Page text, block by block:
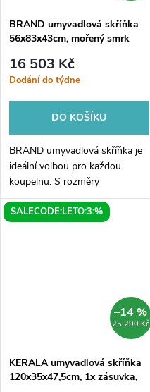
BRAND umyvadlová skříňka
56x83x43cm, mořený smrk
16 503 Kč
Dodání do týdne
DO KOŠÍKU
BRAND umyvadlová skříňka je
ideální volbou pro každou
koupelnu. S rozměry
56x83x43cm se snadno vejde
do menšího prostoru, ale
SALECODE:LETO:3:%
25 290 Kč
–14 %
KERALA umyvadlová skříňka
120x35x47,5cm, 1x zásuvka,